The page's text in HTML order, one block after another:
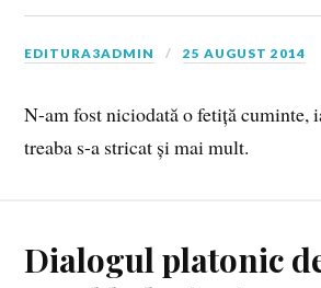
EDITURA3ADMIN 25 AUGUST 2014
N-am fost niciodată o fetiță cuminte,
treaba s-a stricat și mai mult.
Dialogul platonic